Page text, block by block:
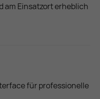
am Einsatzort erheblich
für professionelle